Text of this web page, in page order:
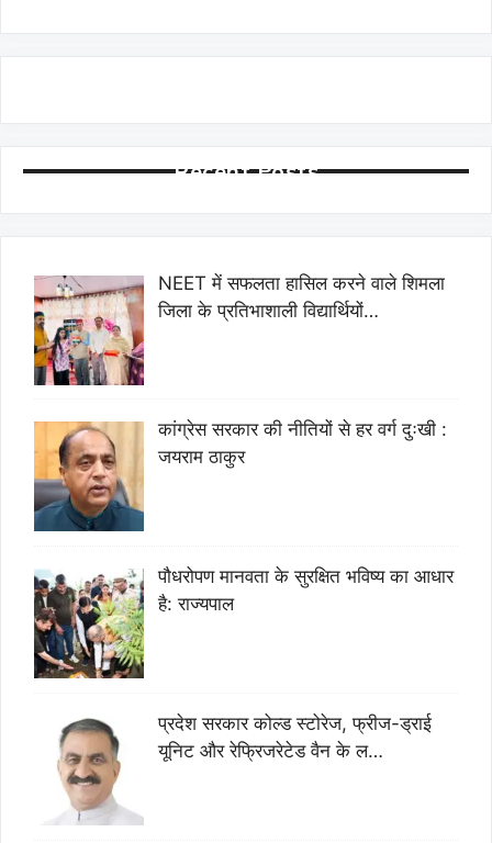
Recent Posts
NEET में सफलता हासिल करने वाले शिमला
जिला के प्रतिभाशाली विद्यार्थियों…
कांग्रेस सरकार की नीतियों से हर वर्ग दुःखी :
जयराम ठाकुर
पौधरोपण मानवता के सुरक्षित भविष्य का आधार
है: राज्यपाल
प्रदेश सरकार कोल्ड स्टोरेज, फ्रीज-ड्राई
यूनिट और रेफ्रिजरेटेड वैन के ल…